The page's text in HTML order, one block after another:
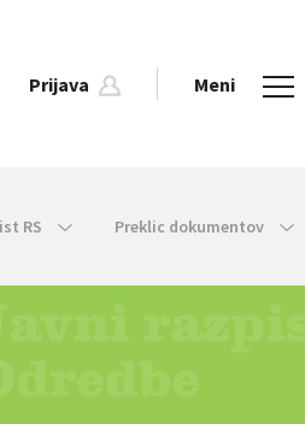
Prijava Meni
RS Preklic dokumentov